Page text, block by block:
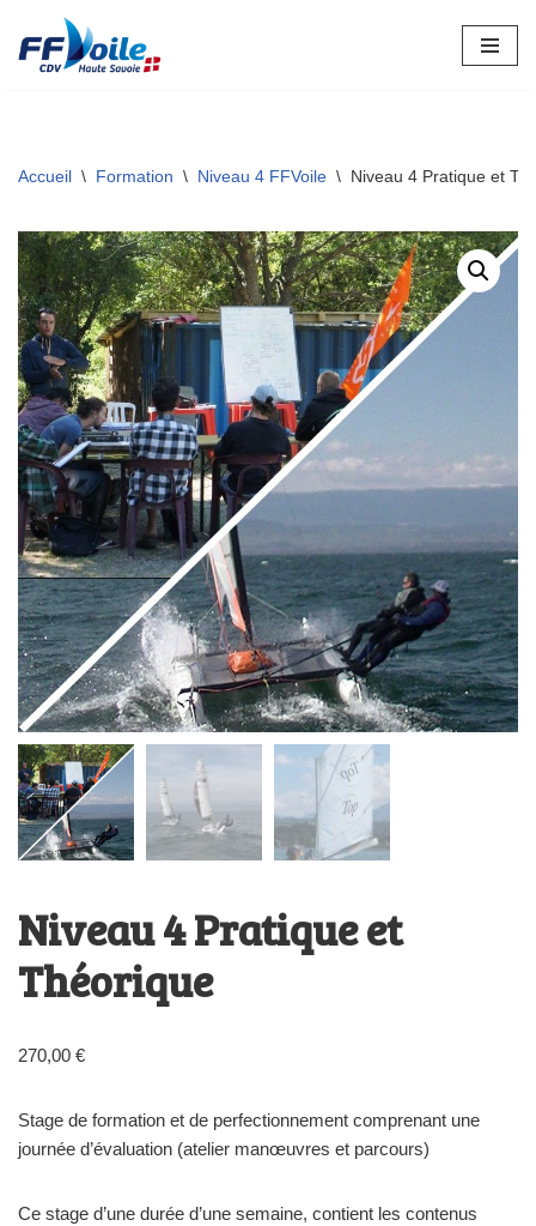
Aller
Accueil \ Formation \ Niveau 4 FFVoile \ Niveau 4 Pratique et
Niveau 4 Pratique et
Théorique
270,00 €
Stage de formation et de perfectionnement comprenant une
journée d’évaluation (atelier manœuvres et parcours)
Ce stage d’une durée d’une semaine, contient les contenus